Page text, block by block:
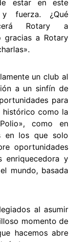
estar en este
fuerza. ¿Qué
Rotary a
gracias a Rotary
un club al
a un sinfín de
para
histórico como la
como en
en los que solo
oportunidades
enriquecedora y
mundo, basada
al asumir
momento de
hacemos abre